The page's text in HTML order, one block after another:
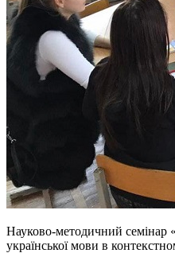
Науково-методичний семінар
української мови в